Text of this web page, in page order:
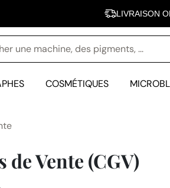
LIVRAISON
COSMÉTIQUES
Vente (CGV)